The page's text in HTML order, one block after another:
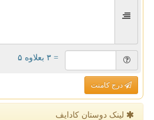
= ۳ بعلاوه ۵
درج کامنت
لینک دوستان كادایف